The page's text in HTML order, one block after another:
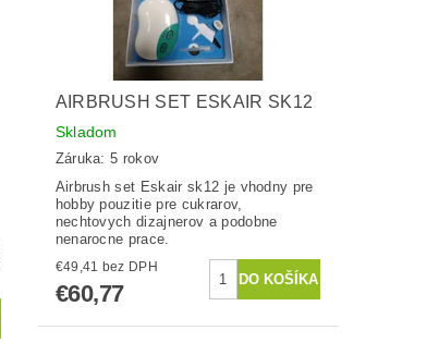
AIRBRUSH SET ESKAIR SK12
Skladom
Záruka: 5 rokov
Airbrush set Eskair sk12 je vhodny pre
hobby pouzitie pre cukrarov,
nechtovych dizajnerov a podobne
nenarocne prace.
€49,41 bez DPH
€60,77